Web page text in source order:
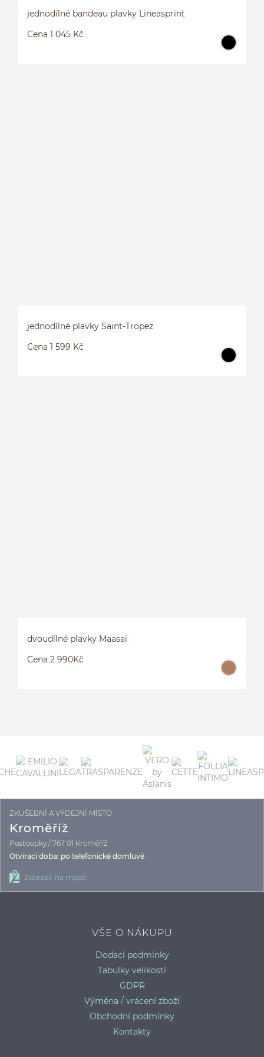
jednodílné bandeau plavky Lineasprint
Cena 1 045 Kč
jednodílné plavky Saint-Tropez
Cena 1 599 Kč
dvoudílné plavky Maasai
Cena 2 990Kč
ZKUŠEBNÍ A VÝDEJNÍ MÍSTO
Kroměříž
Postoupky / 767 01 Kroměříž
Otvírací doba: po telefonické domluvě
Zobrazit na mapě
VŠE O NÁKUPU
Dodací podmínky
Tabulky velikostí
GDPR
Výměna / vrácení zboží
Obchodní podmínky
Kontakty